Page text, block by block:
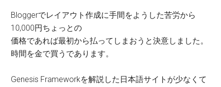
Bloggerでレイアウト作成に手間をようした苦労から
10,000円ちょっとの
価格であれば最初から払ってしまおうと決意しました。
時間を金で買うであります。
Genesis Frameworkを解説した日本語サイトが少なくて